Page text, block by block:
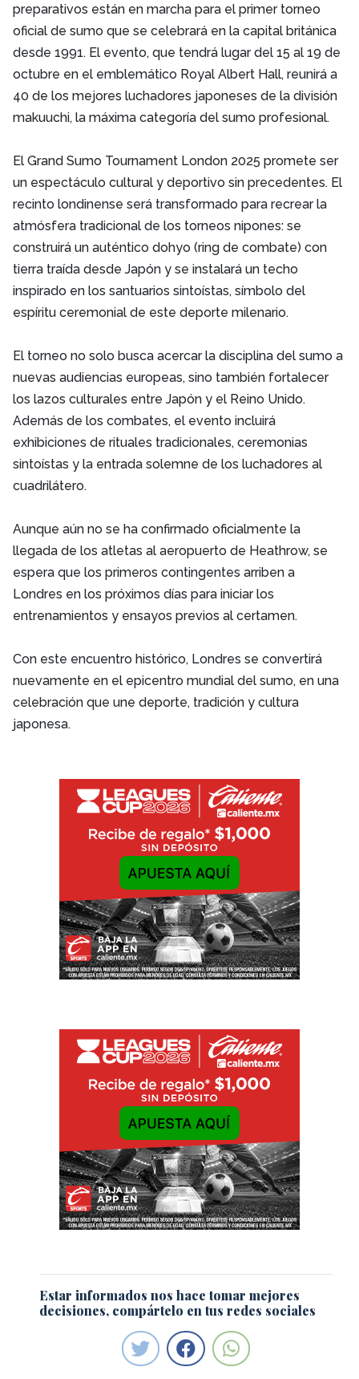
preparativos están en marcha para el primer torneo
oficial de sumo que se celebrará en la capital británica
desde 1991. El evento, que tendrá lugar del 15 al 19 de
octubre en el emblemático Royal Albert Hall, reunirá a
40 de los mejores luchadores japoneses de la división
makuuchi, la máxima categoría del sumo profesional.
El Grand Sumo Tournament London 2025 promete ser
un espectáculo cultural y deportivo sin precedentes. El
recinto londinense será transformado para recrear la
atmósfera tradicional de los torneos nipones: se
construirá un auténtico dohyo (ring de combate) con
tierra traída desde Japón y se instalará un techo
inspirado en los santuarios sintoístas, símbolo del
espíritu ceremonial de este deporte milenario.
El torneo no solo busca acercar la disciplina del sumo a
nuevas audiencias europeas, sino también fortalecer
los lazos culturales entre Japón y el Reino Unido.
Además de los combates, el evento incluirá
exhibiciones de rituales tradicionales, ceremonias
sintoístas y la entrada solemne de los luchadores al
cuadrilátero.
Aunque aún no se ha confirmado oficialmente la
llegada de los atletas al aeropuerto de Heathrow, se
espera que los primeros contingentes arriben a
Londres en los próximos días para iniciar los
entrenamientos y ensayos previos al certamen.
Con este encuentro histórico, Londres se convertirá
nuevamente en el epicentro mundial del sumo, en una
celebración que une deporte, tradición y cultura
japonesa.
Estar informados nos hace tomar mejores
decisiones, compártelo en tus redes sociales